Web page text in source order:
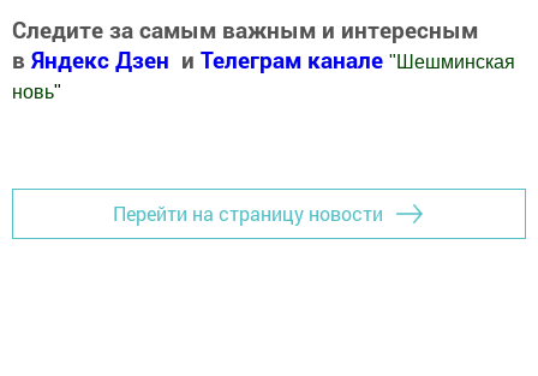
Следите за самым важным и интересным
в Яндекс Дзен и Телеграм канале " Шешминская
новь"
Перейти на страницу новости